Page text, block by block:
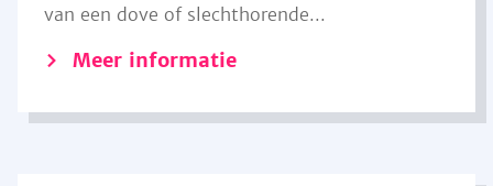
van een dove of slechthorende...
Meer informatie